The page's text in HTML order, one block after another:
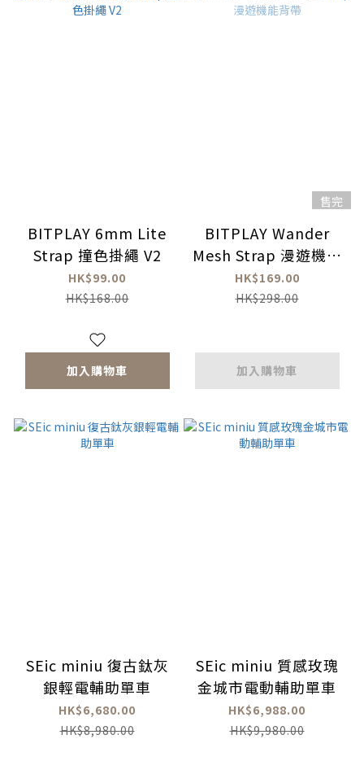
BITPLAY 6mm Lite
Strap 撞色掛繩 V2
HK$99.00
HK$168.00
加入購物車
售完
BITPLAY Wander
Mesh Strap 漫遊機能
背帶
HK$169.00
HK$298.00
加入購物車
SEic miniu 復古鈦灰
銀輕電輔助單車
HK$6,680.00
HK$8,980.00
SEic miniu 質感玫瑰
金城市電動輔助單車
HK$6,988.00
HK$9,980.00